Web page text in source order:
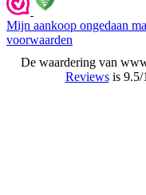
Mijn aankoop ongedaan
voorwaarden
De waardering van
Reviewsis 9.5/